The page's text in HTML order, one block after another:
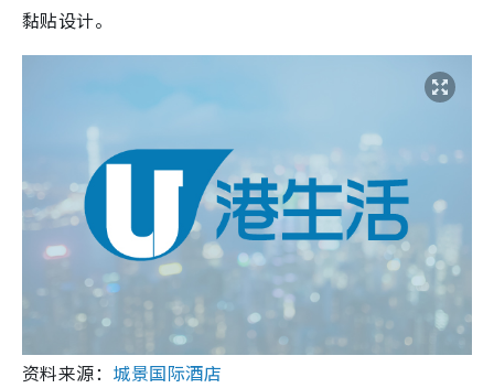
黏贴设计。
资料来源： 城景国际酒店